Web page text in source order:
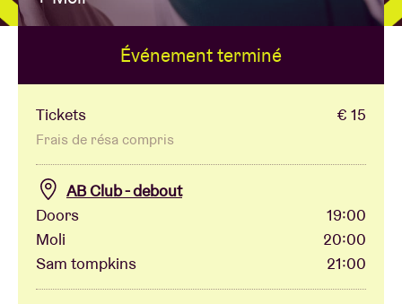
Location de salles
BRDCST
ABtv
Chèque-concert
À propos de l'AB
Événement terminé
Tickets € 15
Frais de résa compris
AB Club - debout
Doors
19:00
Moli
20:00
Sam tompkins
21:00